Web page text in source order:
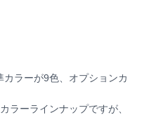
ラーが9色、オプションカ
ラーラインナップですが、